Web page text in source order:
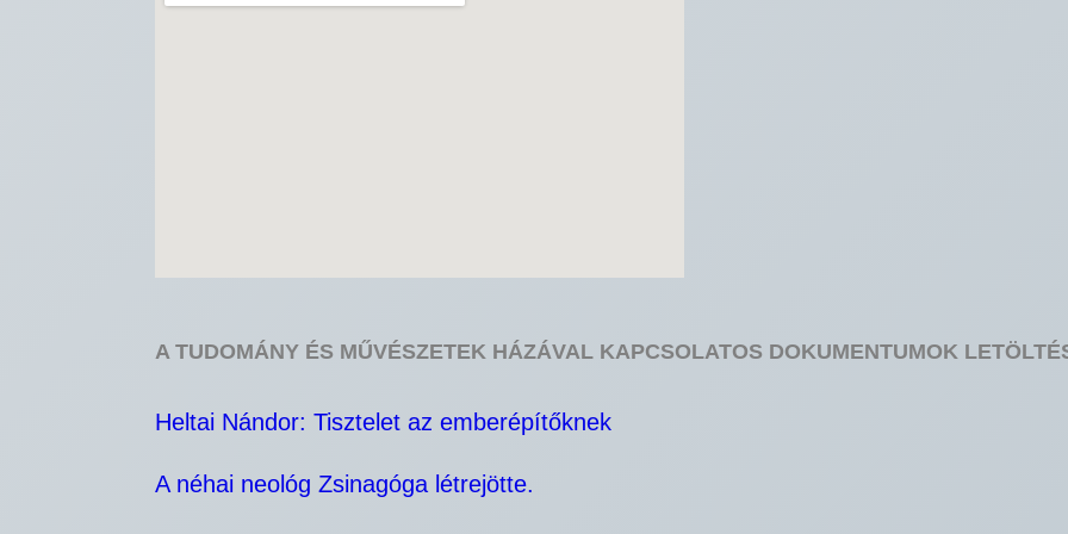
A TUDOMÁNY ÉS MŰVÉSZETEK HÁZÁVAL KAPCSOLATOS DOKUMENTUMOK
Heltai Nándor: Tisztelet az emberépítőknek
A néhai neológ Zsinagóga létrejötte.